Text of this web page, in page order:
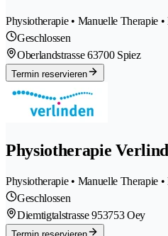
Physiotherapie • Manuelle Therapie
Geschlossen
Oberlandstrasse 63700 Spiez
Termin reservieren
Physiotherapie
Physiotherapie • Manuelle Therapie
Geschlossen
Diemtigtalstrasse 953753 Oey